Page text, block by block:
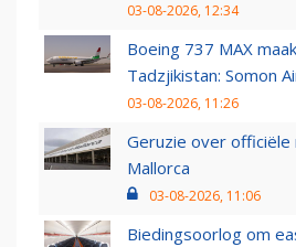
03-08-2026, 12:34
Boeing 737 MAX
Tadzjikistan: Somon
03-08-2026, 11:26
Geruzie over officiële
Mallorca
03-08-2026, 11:06
Biedingsoorlog om